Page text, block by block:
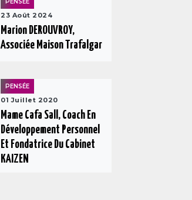
PENSÉE
23 Août 2024
Marion DEROUVROY,
Associée Maison Trafalgar
PENSÉE
01 Juillet 2020
Mame Cafa Sall, Coach En
Développement Personnel
Et Fondatrice Du Cabinet
KAIZEN